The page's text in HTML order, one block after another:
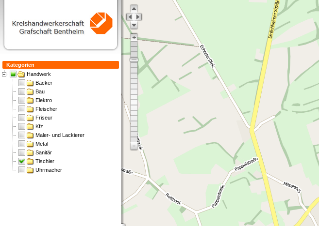
Kategorien
Handwerk
Bäcker
Bau
Elektro
Fleischer
Friseur
Kfz
Maler- und Lackierer
Metal
Sanitär
Tischler
Uhrmacher